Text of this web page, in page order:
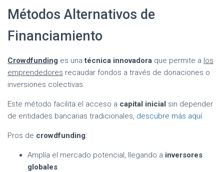
Métodos Alternativos de
Financiamiento
Crowdfunding es unatécnica innovadora que permite a los
emprendedores recaudar fondos a través de donaciones o
inversiones colectivas.
Este método facilita el acceso a capital inicial sin depender
de entidades bancarias tradicionales, descubre más aquí.
Pros de crowdfunding:
Amplía el mercado potencial, llegando a inversores
globales.